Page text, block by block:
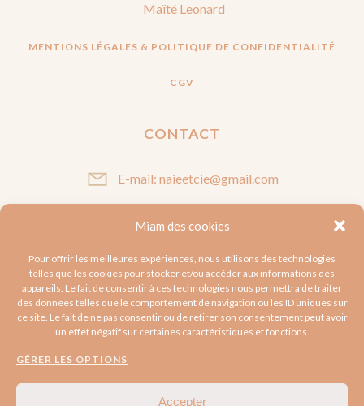
Miam des cookies
Pour offrir les meilleures expériences, nous utilisons des technologies
telles que les cookies pour stocker et/ou accéder aux informations des
appareils. Le fait de consentir à ces technologies nous permettra de traiter
des données telles que le comportement de navigation ou les ID uniques sur
ce site. Le fait de ne pas consentir ou de retirer son consentement peut avoir
un effet négatif sur certaines caractéristiques et fonctions.
GÉRER LES OPTIONS
Accepter
Maïté Leonard
MENTIONS LÉGALES & POLITIQUE DE CONFIDENTIALITÉ
CGV
CONTACT
E-mail: naieetcie@gmail.com